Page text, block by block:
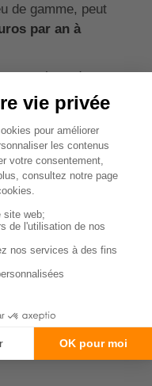
de gamme, peut
par an à
haut de
dépasser
et peuventvarier
et de votre
de faire
la plus
récents
si équipés de